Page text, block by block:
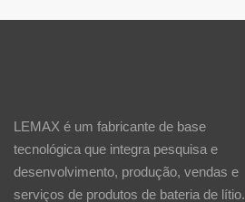
LEMAX é um fabricante de base
tecnológica que integra pesquisa e
desenvolvimento, produção, vendas e
serviços de produtos de bateria de lítio.